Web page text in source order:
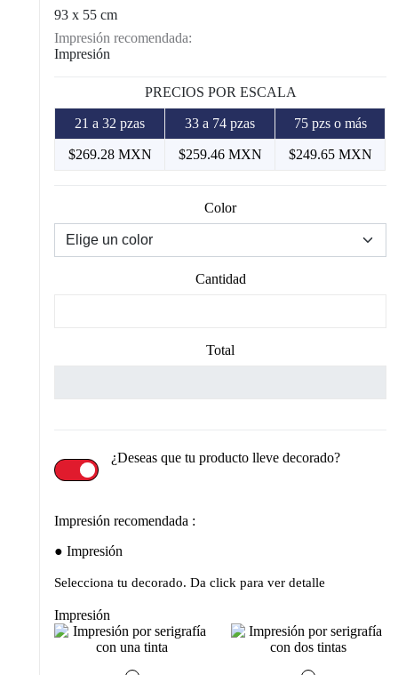
93 x 55 cm
Impresión recomendada:
Impresión
PRECIOS POR ESCALA
21 a 32 pzas 33 a 74 pzas 75 pzs o más
$269.28 MXN $259.46 MXN $249.65 MXN
Color
Cantidad
Total
¿Deseas que tu producto lleve decorado?
Impresión recomendada :
Impresión
Selecciona tu decorado. Da click para ver detalle
Impresión